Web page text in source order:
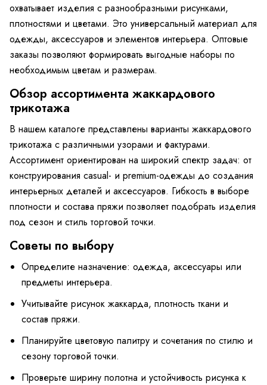
охватывает изделия с разнообразными рисунками,
плотностями и цветами. Это универсальный материал для
одежды, аксессуаров и элементов интерьера. Оптовые
заказы позволяют формировать выгодные наборы по
необходимым цветам и размерам.
Обзор ассортимента жаккардового
трикотажа
В нашем каталоге представлены варианты жаккардового
трикотажа с различными узорами и фактурами.
Ассортимент ориентирован на широкий спектр задач: от
конструирования casual- и premium-одежды до создания
интерьерных деталей и аксессуаров. Гибкость в выборе
плотности и состава пряжи позволяет подобрать изделия
под сезон и стиль торговой точки.
Советы по выбору
Определите назначение: одежда, аксессуары или
предметы интерьера.
Учитывайте рисунок жаккарда, плотность ткани и
состав пряжи.
Планируйте цветовую палитру и сочетания по стилю и
сезону торговой точки.
Проверьте ширину полотна и устойчивость рисунка к